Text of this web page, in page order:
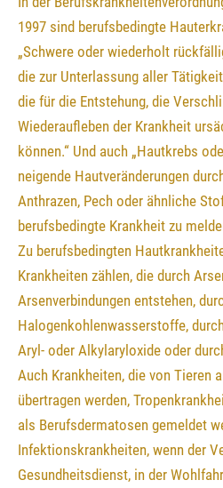
1997 sind berufsbedingte
„Schwere oder wiederholt
die zur Unterlassung aller
die für die Entstehung, die
Wiederaufleben der Krankheit
können.“ Und auch „Hautkrebs
neigende Hautveränderungen
Anthrazen, Pech oder ähnliche
berufsbedingte Krankheit zu
Zu berufsbedingten
Krankheiten zählen, die durch
Arsenverbindungen entstehen,
Halogenkohlenwasserstoffe,
Aryl- oder Alkylaryloxide oder
Auch Krankheiten, die von Tieren
übertragen werden,
als Berufsdermatosen gemeldet
Infektionskrankheiten, wenn der
Gesundheitsdienst, in der